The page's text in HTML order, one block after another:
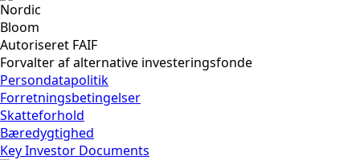
Nordic
Bloom
Autoriseret FAIF
Forvalter af alternative investeringsfonde
Persondatapolitik
Forretningsbetingelser
Skatteforhold
Bæredygtighed
Key Investor Documents